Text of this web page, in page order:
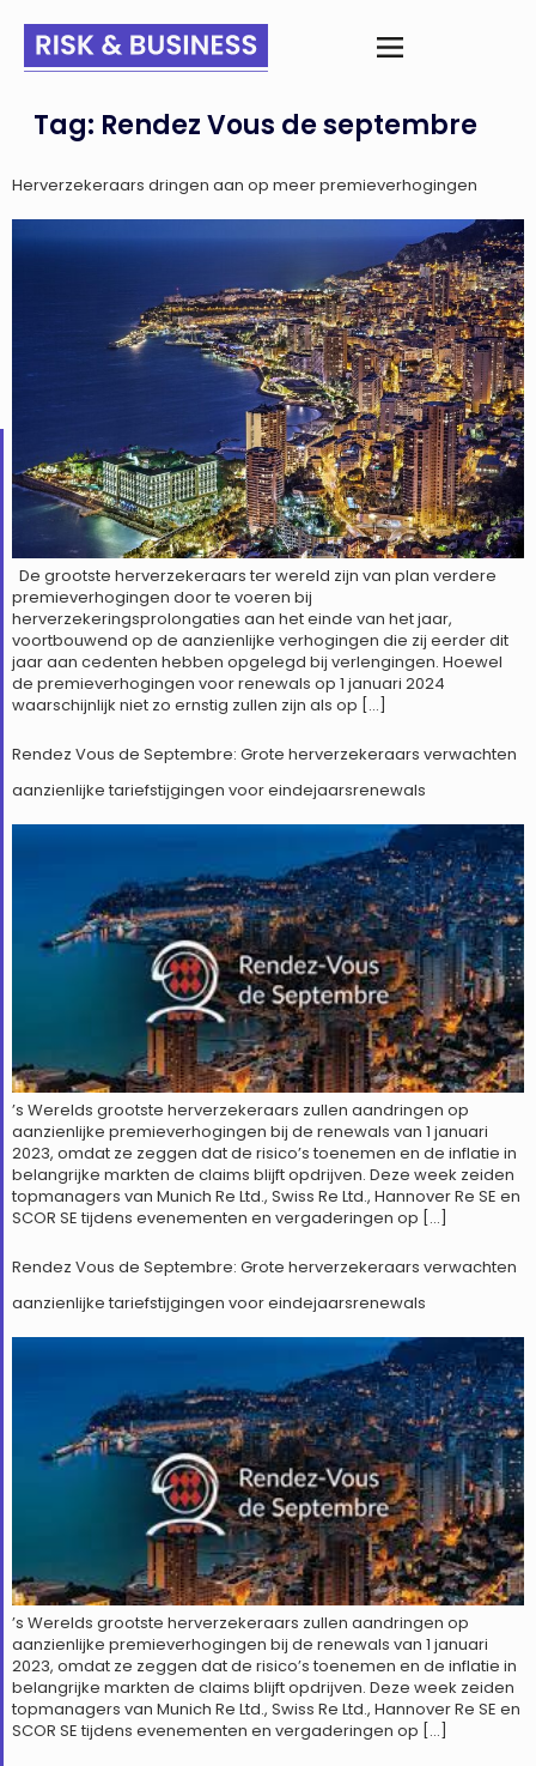
Tag: Rendez Vous de septembre
Herverzekeraars dringen aan op meer premieverhogingen
De grootste herverzekeraars ter wereld zijn van plan verdere
premieverhogingen door te voeren bij
herverzekeringsprolongaties aan het einde van het jaar,
voortbouwend op de aanzienlijke verhogingen die zij eerder dit
jaar aan cedenten hebben opgelegd bij verlengingen. Hoewel
de premieverhogingen voor renewals op 1 januari 2024
waarschijnlijk niet zo ernstig zullen zijn als op […]
Rendez Vous de Septembre: Grote herverzekeraars verwachten
aanzienlijke tariefstijgingen voor eindejaarsrenewals
’s Werelds grootste herverzekeraars zullen aandringen op
aanzienlijke premieverhogingen bij de renewals van 1 januari
2023, omdat ze zeggen dat de risico’s toenemen en de inflatie in
belangrijke markten de claims blijft opdrijven. Deze week zeiden
topmanagers van Munich Re Ltd., Swiss Re Ltd., Hannover Re SE en
SCOR SE tijdens evenementen en vergaderingen op […]
Rendez Vous de Septembre: Grote herverzekeraars verwachten
aanzienlijke tariefstijgingen voor eindejaarsrenewals
’s Werelds grootste herverzekeraars zullen aandringen op
aanzienlijke premieverhogingen bij de renewals van 1 januari
2023, omdat ze zeggen dat de risico’s toenemen en de inflatie in
belangrijke markten de claims blijft opdrijven. Deze week zeiden
topmanagers van Munich Re Ltd., Swiss Re Ltd., Hannover Re SE en
SCOR SE tijdens evenementen en vergaderingen op […]